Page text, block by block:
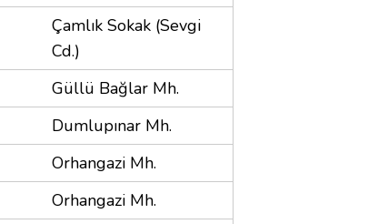
Çamlık Sokak (Sevgi
Cd.)
Güllü Bağlar Mh.
Dumlupınar Mh.
Orhangazi Mh.
Orhangazi Mh.